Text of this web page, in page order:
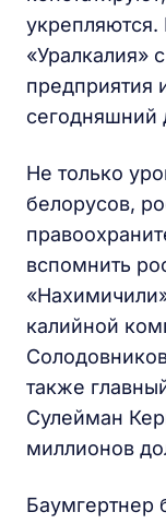
укрепляются.
«Уралкалия»
предприятия
сегодняшний
Не только
белорусов,
вспомнить
калийной
также
Сулейман
миллионов
Баумгертнер